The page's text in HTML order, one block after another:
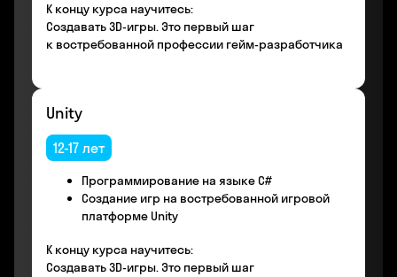
К концу курса научитесь:
Создавать 3D-игры. Это первый шаг
к востребованной профессии гейм-разработчика
Unity
12-17 лет
Программирование на языке С#
Создание игр на востребованной игровой
платформе Unity
К концу курса научитесь:
Создавать 3D-игры. Это первый шаг